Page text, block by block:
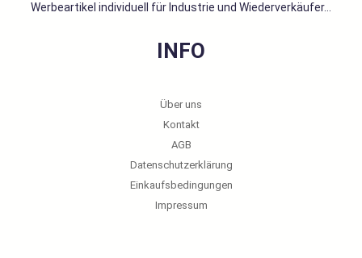
Werbeartikel individuell für Industrie und Wiederverkäufer...
INFO
Über uns
Kontakt
AGB
Datenschutzerklärung
Einkaufsbedingungen
Impressum